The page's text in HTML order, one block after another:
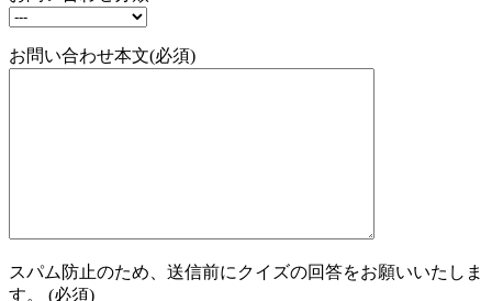
お問い合わせ本文(必須)
スパム防止のため、送信前にクイズの回答をお願いいたしま
す。 (必須)